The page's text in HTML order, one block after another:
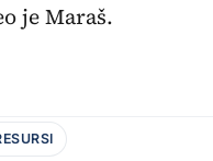
je Maraš.